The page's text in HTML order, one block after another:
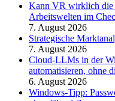
Kann VR wirklich die
Arbeitswelten im
7. August 2026
Strategische
7. August 2026
Cloud-LLMs in der
automatisieren, ohne
6. August 2026
Windows-Tipp: